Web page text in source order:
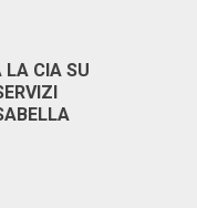
LA CIA SU